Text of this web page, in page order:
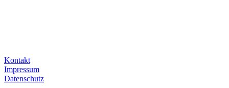
Kontakt
Impressum
Datenschutz